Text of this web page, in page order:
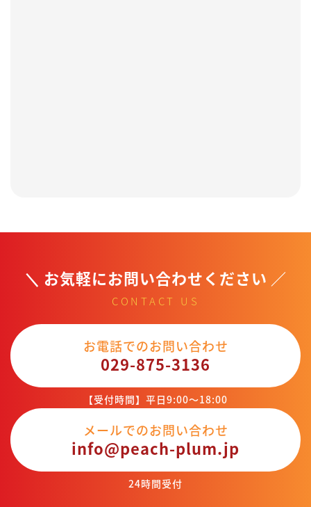
お気軽にお問い合わせください
CONTACT US
お電話でのお問い合わせ
029-875-3136
【受付時間】平日9:00～18:00
メールでのお問い合わせ
info@peach-plum.jp
24時間受付